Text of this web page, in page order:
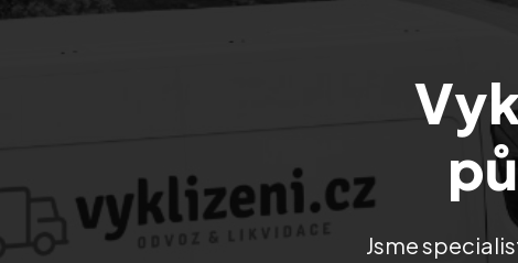
Vyklízení sklepů a garáží
Vyklízení zahrad
Jsme